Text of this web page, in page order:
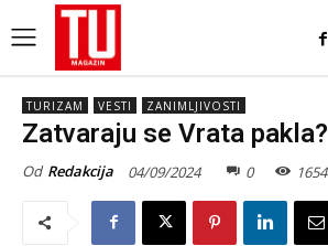
TURIZAM VESTI ZANIMLJIVOSTI
Zatvaraju se Vrata pakla?
Od Redakcija 04/09/2024 0 1654